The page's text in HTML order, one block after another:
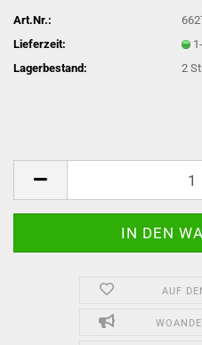
Art.Nr.:
Lieferzeit:
Lagerbestand: 2
AUF